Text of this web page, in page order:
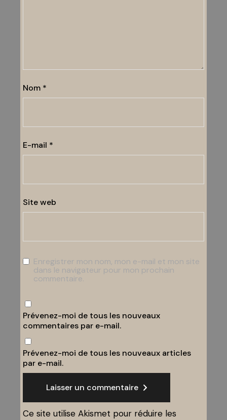
Nom *
E-mail *
Site web
Enregistrer mon nom, mon e-mail et mon site
dans le navigateur pour mon prochain
commentaire.
Prévenez-moi de tous les nouveaux
commentaires par e-mail.
Prévenez-moi de tous les nouveaux articles
par e-mail.
Laisser un commentaire
Ce site utilise Akismet pour réduire les